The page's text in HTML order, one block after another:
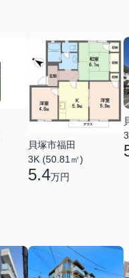
貝塚市福田
3K (50.81㎡)
5.4万円